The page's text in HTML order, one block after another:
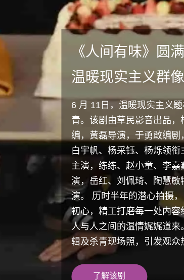
《人间有味》圆
温暖现实主义群
6 月 11日，温暖现实主义
青。该剧由草民影音出品
编，黄磊导演，于勇敢编剧
白宇帆、杨采钰、杨烁领
主演，练练、赵小童、李
演，岳红、刘佩琦、陶慧
演。 历时半年的潜心拍摄
初心，精工打磨每一处内
人与人之间的温情娓娓道
辑及杀青现场照，引发观众
了解该剧
烟火抚人心，百
味》首支预告温
5月28日，2026芒果春夏生
歌、李沁等主演的电视剧
首支预告，整体风格温情治
初心与成长，奠定温暖写
放的一组极具质感的角色剧
关系与故事张力悄然铺展。
了解该剧
《人间有味》开
众演员于方寸灶
12月16日，草民影音出品
《收山》）在北京开机，
部领导出席开机仪式，导演
侬，以及胡歌、李沁、白
琦、练练、王晨阳、赵小童
一众主创亮相开机仪式。
了解该剧
冰卿翟子路组队
由中央电视台、优酷、草
人，顾其铭担任总导演，
静担任制作总监，贾文凤
鹏、丁笑滢领衔主演的古装
日（今晚）19：30登
了解该剧
《完美伴侣》收
意共鸣婚姻交响
由草民影音出品，蔡艺侬
导演，高圆圆、张鲁一、王
剧《完美伴侣》收视一路强
卫视首部单日平均收视破1
了解该剧
成长为主线直面
由芒果TV、湖南卫视、芒
枪担任总编剧，阚家伟担
制片人，孙莉、袁文康、
主演的女性现实题材剧集
局。
了解该剧
齐陈瑶上演绝地
由香港新锐导演陈大利执
顶级动作指导谷垣健治担
的警匪动作电影《烈探》
首映”热血上线。孤胆警探
斗即将震撼来袭！
了解该剧